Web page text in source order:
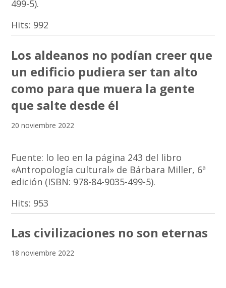
499-5).
Hits: 992
Los aldeanos no podían creer que
un edificio pudiera ser tan alto
como para que muera la gente
que salte desde él
20 noviembre 2022
Fuente: lo leo en la página 243 del libro
«Antropología cultural» de Bárbara Miller, 6ª
edición (ISBN: 978-84-9035-499-5).
Hits: 953
Las civilizaciones no son eternas
18 noviembre 2022